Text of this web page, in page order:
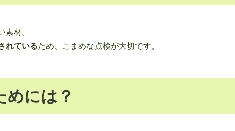
材。
れているため、こまめな点検が大切です。
めには？